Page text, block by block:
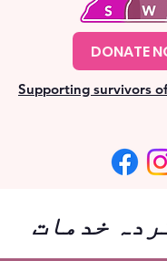
Supporting survivors
DONATE
خدمات